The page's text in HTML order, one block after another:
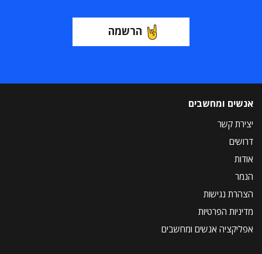
הרשמה
אנשים ומחשבים
יצירת קשר
דרושים
אודות
הנמר
הצהרת נגישות
מדיניות הפרטיות
אפליקציה אנשים ומחשבים